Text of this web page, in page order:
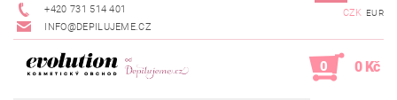
+420 731 514 401
INFO@DEPILUJEME.CZ
CZK EUR
0 0 Kč